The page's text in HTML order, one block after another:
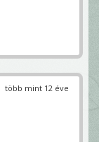
több mint 12 éve